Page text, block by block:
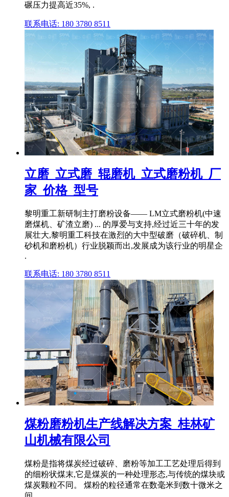
碾压力提高近35%, .
联系电话: 180 3780 8511
立磨_立式磨_辊磨机_立式磨粉机_厂
家_价格_型号
黎明重工新研制主打磨粉设备—— LM立式磨粉机(中速
磨煤机、矿渣立磨) ... 的厚爱与支持,经过近三十年的发
展壮大,黎明重工科技在激烈的大中型破磨（破碎机、制
砂机和磨粉机）行业脱颖而出,发展成为该行业的明星企
.
联系电话: 180 3780 8511
煤粉磨粉机生产线解决方案_桂林矿
山机械有限公司
煤粉是指将煤炭经过破碎、磨粉等加工工艺处理后得到
的细粉状煤末,它是煤炭的一种处理形态,与传统的煤块或
煤炭颗粒不同。 煤粉的粒径通常在数毫米到数十微米之